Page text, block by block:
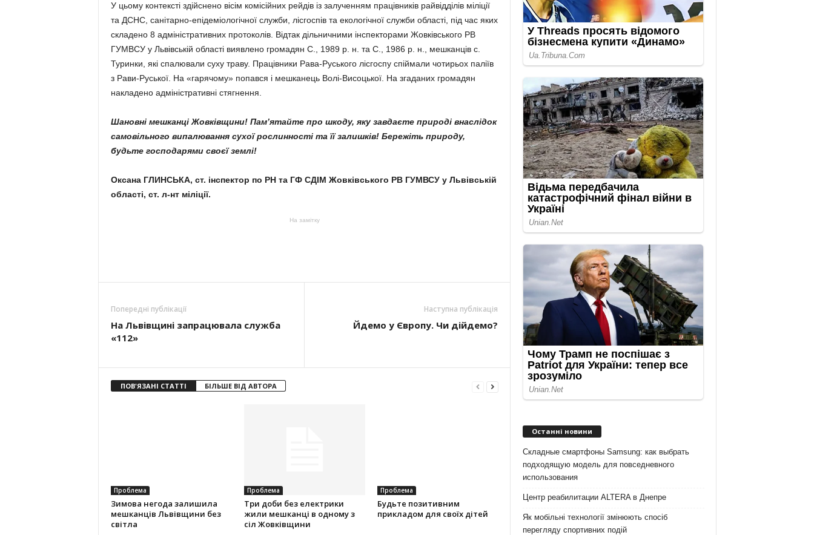
У цьому контексті здійснено вісім комісійних рейдів із залученням працівників райвідділів міліції
та ДСНС, санітарно-епідеміологічної служби, лісгоспів та екологічної служби області, під час яких
складено 8 адміністративних протоколів. Відтак дільничними інспекторами Жовківського РВ
ГУМВСУ у Львівській області виявлено громадян С., 1989 р. н. та С., 1986 р. н., мешканців с.
Туринки, які спалювали суху траву. Працівники Рава-Руського лісгоспу спіймали чотирьох паліїв
з Рави-Руської. На «гарячому» попався і мешканець Волі-Висоцької. На згаданих громадян
накладено адміністративні стягнення.
Шановні мешканці Жовківщини! Пам’ятайте про шкоду, яку завдаєте природі внаслідок
самовільного випалювання сухої рослинності та її залишків! Бережіть природу,
будьте господарями своєї землі!
Оксана ГЛИНСЬКА, ст. інспектор по РН та ГФ СДІМ Жовківського РВ ГУМВСУ у Львівській
області, ст. л-нт міліції.
На замітку
Попередні публікації
На Львівщині запрацювала служба
«112»
Наступна публікація
Йдемо у Європу. Чи дійдемо?
ПОВ'ЯЗАНІ СТАТТІ БІЛЬШЕ ВІД АВТОРА
Проблема
Зимова негода залишила
мешканців Львівщини без
світла
Проблема
Три доби без електрики
жили мешканці в одному з
сіл Жовківщини
Проблема
Будьте позитивним
прикладом для своїх дітей
Останні новини
Складные смартфоны Samsung: как выбрать
подходящую модель для повседневного
использования
Центр реабилитации ALTERA в Днепре
Як мобільні технології змінюють спосіб
перегляду спортивних подій